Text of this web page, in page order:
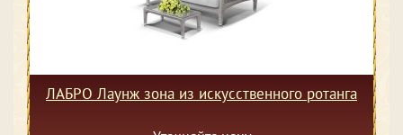
ЛАБРО Лаунж зона из искусственного ротанга